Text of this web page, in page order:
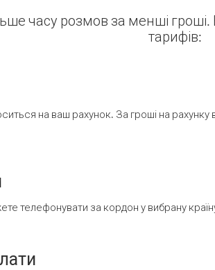
часу розмов за менші
тарифів:
на ваш рахунок. За гроші на рахунку
телефонувати за кордон у вибрану